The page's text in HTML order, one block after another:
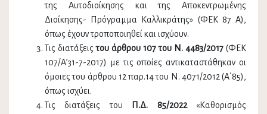
της Αυτοδιοίκησης και της Αποκεντρωμένης
Διοίκησης- Πρόγραμμα Καλλικράτης» (ΦΕΚ 87 Α),
όπως έχουν τροποποιηθεί και ισχύουν.
Τις διατάξειςτου άρθρου 107 του Ν. 4483/2017 (ΦΕΚ
107/Α’31-7-2017) με τις οποίες αντικαταστάθηκαν οι
όμοιες του άρθρου 12 παρ.14 του Ν. 4071/2012 (Α΄85),
όπως ισχύει.
Τις διατάξεις του
Π.Δ. 85/2022«Καθορισμός